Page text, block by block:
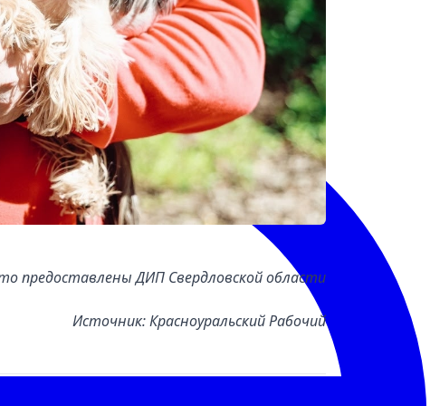
предоставлены ДИП Свердловской области
Источник: Красноуральский Рабочий